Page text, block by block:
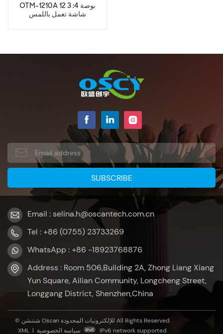
OTM-1210A 12 بوصة 4: 3
شاشة تعمل باللمس
Email : selina.h@oscantech.com.cn
Tel : +86 (0755) 23733269
WhatsApp : +86 -18923768876
Address : Room 506,Building 2A, Zhong Liang Xiang
Yun Square, Ailian Community, Longcheng Street,
Longgang District, Shenzhen,China
© شنتشن Oscan للإلكترونيات المحدودة All Rights Reserved.
XML | سياسة الخصوصية IPv6 network supported